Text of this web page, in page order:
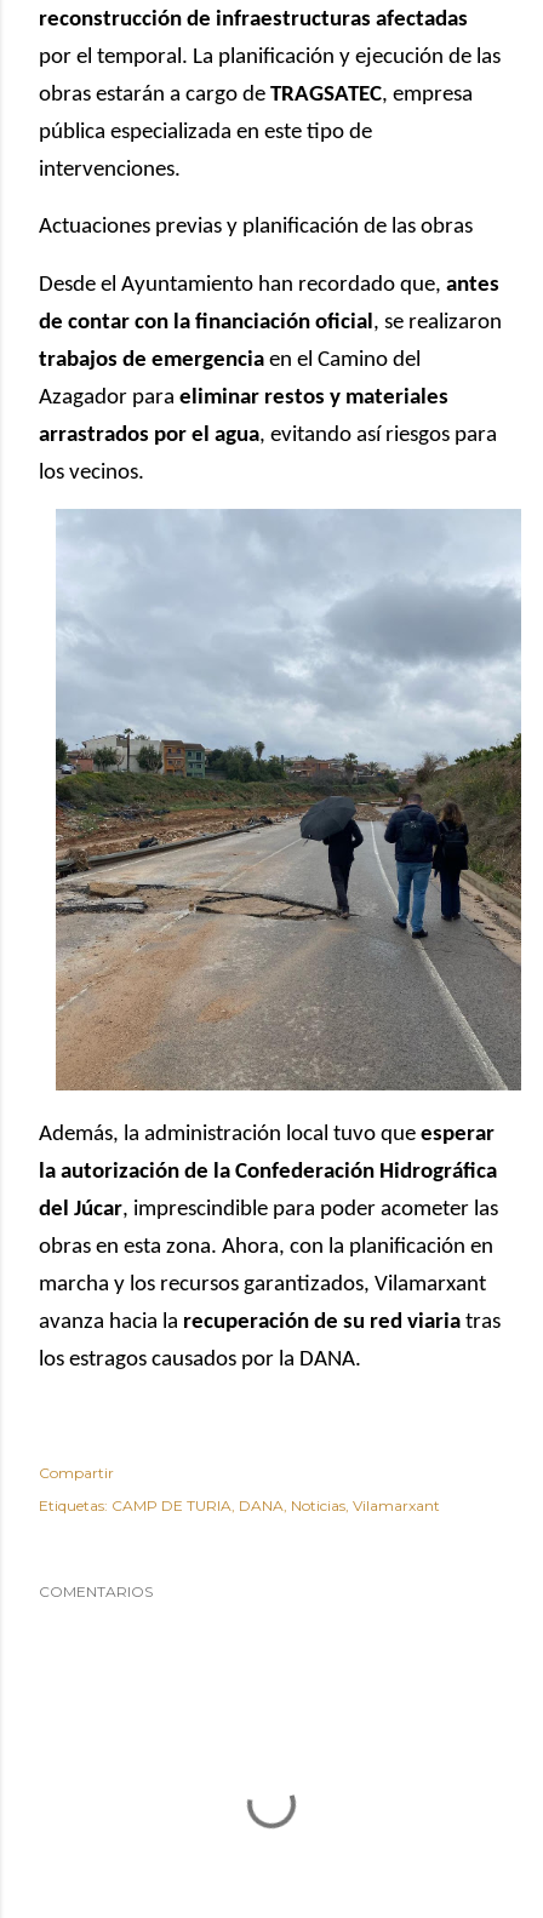
reconstrucción de infraestructuras afectadas
por el temporal. La planificación y ejecución de las
obras estarán a cargo de TRAGSATEC, empresa
pública especializada en este tipo de
intervenciones.
Actuaciones previas y planificación de las obras
Desde el Ayuntamiento han recordado que, antes
de contar con la financiación oficial , se realizaron
trabajos de emergencia en el Camino del
Azagador para eliminar restos y materiales
arrastrados por el agua, evitando así riesgos para
los vecinos.
Además, la administración local tuvo que esperar
la autorización de la Confederación Hidrográfica
del Júcar, imprescindible para poder acometer las
obras en esta zona. Ahora, con la planificación en
marcha y los recursos garantizados, Vilamarxant
avanza hacia la recuperación de su red viaria tras
los estragos causados por la DANA.
Compartir
Etiquetas: CAMP DE TURIA DANA Noticias Vilamarxant
COMENTARIOS